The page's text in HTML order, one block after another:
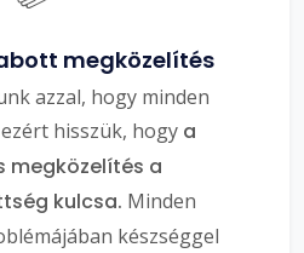
megközelítés
azzal, hogy minden
hisszük, hogy a
megközelítés a
kulcsa. Minden
készséggel